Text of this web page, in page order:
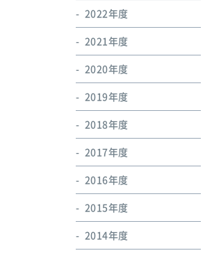
2022年度
2021年度
2020年度
2019年度
2018年度
2017年度
2016年度
2015年度
2014年度